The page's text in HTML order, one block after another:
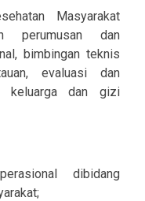
Masyarakat
perumusan dan
bimbingan teknis
evaluasi dan
keluarga dan gizi
dibidang